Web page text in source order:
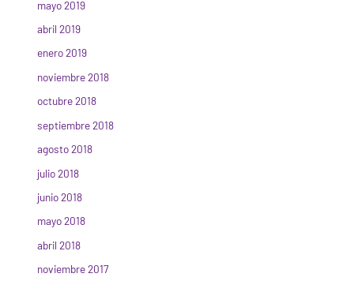
mayo 2019
abril 2019
enero 2019
noviembre 2018
octubre 2018
septiembre 2018
agosto 2018
julio 2018
junio 2018
mayo 2018
abril 2018
noviembre 2017